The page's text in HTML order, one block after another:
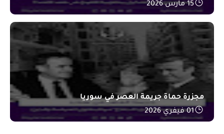
15 مارس 2026
مجزرة حماة جريمة العصر في سوريا
01 فيفري 2026